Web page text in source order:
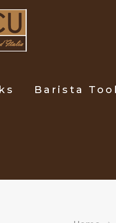
Barista